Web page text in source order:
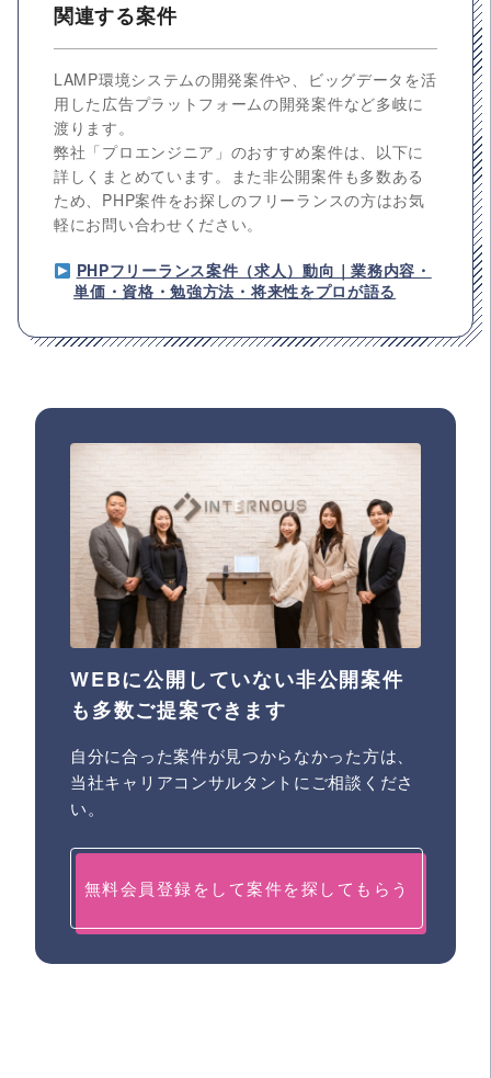
関連する案件
LAMP環境システムの開発案件や、ビッグデータを活
用した広告プラットフォームの開発案件など多岐に
渡ります。
弊社「プロエンジニア」のおすすめ案件は、以下に
詳しくまとめています。また非公開案件も多数ある
ため、PHP案件をお探しのフリーランスの方はお気
軽にお問い合わせください。
PHPフリーランス案件（求人）動向｜業務内容・
単価・資格・勉強方法・将来性をプロが語る
WEBに公開していない非公開案件
も多数ご提案できます
自分に合った案件が見つからなかった方は、
当社キャリアコンサルタントにご相談くださ
い。
無料会員登録をして案件を探してもらう